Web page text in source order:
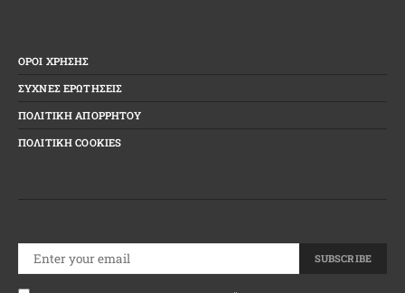
ΟΡΟΙ ΧΡΗΣΗΣ
ΣΥΧΝΕΣ ΕΡΩΤΗΣΕΙΣ
ΠΟΛΙΤΙΚΗ ΑΠΟΡΡΗΤΟΥ
ΠΟΛΙΤΙΚΗ COOKIES
SUBSCRIBE